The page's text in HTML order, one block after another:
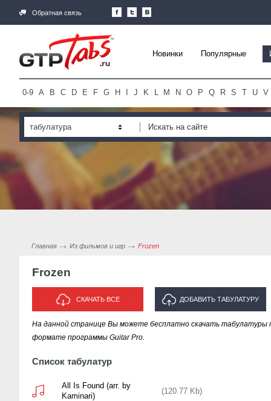
Обратная связь
Новинки Популярные
0-9 A B C D E F G H J K L M N O P Q R S T U V
табулатура
Главная Из фильмов и игр Frozen
Frozen
СКАЧАТЬ ВСЕ ДОБАВИТЬ ТАБУЛАТУРУ
ИСПОЛНИТЕЛЯ "FROZEN"
На данной странице Вы можете бесплатно скачать табулатуры
формате программы Guitar Pro.
Список табулатур
All Is Found (arr. by
Kaminari)
(120.77 Kb)